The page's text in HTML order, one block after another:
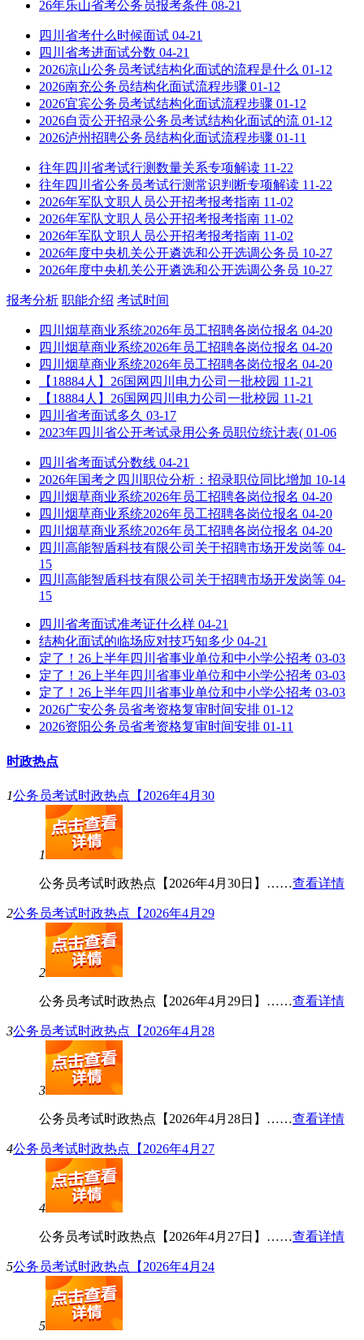
26年乐山省考公务员报考条件 08-21
四川省考什么时候面试 04-21
四川省考进面试分数 04-21
2026凉山公务员考试结构化面试的流程是什么 01-12
2026南充公务员结构化面试流程步骤 01-12
2026宜宾公务员考试结构化面试流程步骤 01-12
2026自贡公开招录公务员考试结构化面试的流 01-12
2026泸州招聘公务员结构化面试流程步骤 01-11
往年四川省考试行测数量关系专项解读 11-22
往年四川省公务员考试行测常识判断专项解读 11-22
2026年军队文职人员公开招考报考指南 11-02
2026年军队文职人员公开招考报考指南 11-02
2026年军队文职人员公开招考报考指南 11-02
2026年度中央机关公开遴选和公开选调公务员 10-27
2026年度中央机关公开遴选和公开选调公务员 10-27
报考分析 职能介绍 考试时间
四川烟草商业系统2026年员工招聘各岗位报名 04-20
四川烟草商业系统2026年员工招聘各岗位报名 04-20
四川烟草商业系统2026年员工招聘各岗位报名 04-20
【18884人】26国网四川电力公司一批校园 11-21
【18884人】26国网四川电力公司一批校园 11-21
四川省考面试多久 03-17
2023年四川省公开考试录用公务员职位统计表( 01-06
四川省考面试分数线 04-21
2026年国考之四川职位分析：招录职位同比增加 10-14
四川烟草商业系统2026年员工招聘各岗位报名 04-20
四川烟草商业系统2026年员工招聘各岗位报名 04-20
四川烟草商业系统2026年员工招聘各岗位报名 04-20
四川高能智盾科技有限公司关于招聘市场开发岗等 04-
15
四川高能智盾科技有限公司关于招聘市场开发岗等 04-
15
四川省考面试准考证什么样 04-21
结构化面试的临场应对技巧知多少 04-21
定了！26上半年四川省事业单位和中小学公招考 03-03
定了！26上半年四川省事业单位和中小学公招考 03-03
定了！26上半年四川省事业单位和中小学公招考 03-03
2026广安公务员省考资格复审时间安排 01-12
2026资阳公务员省考资格复审时间安排 01-11
时政热点
1公务员考试时政热点【2026年4月30
1
公务员考试时政热点【2026年4月30日】……查看详情
2公务员考试时政热点【2026年4月29
2
公务员考试时政热点【2026年4月29日】……查看详情
3公务员考试时政热点【2026年4月28
3
公务员考试时政热点【2026年4月28日】……查看详情
4公务员考试时政热点【2026年4月27
4
公务员考试时政热点【2026年4月27日】……查看详情
5公务员考试时政热点【2026年4月24
5